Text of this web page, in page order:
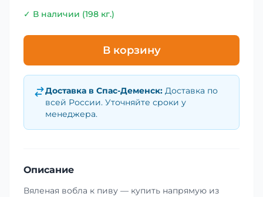
✓ В наличии (198 кг.)
В корзину
Доставка в Спас-Деменск: Доставка по
всей России. Уточняйте сроки у
менеджера.
Описание
Вяленая вобла к пиву — купить напрямую из